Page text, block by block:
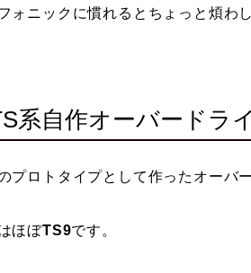
ォニックに慣れるとちょっと煩わ
系自作オーバードラ
プロトタイプとして作ったオーバ
ほぼTS9です。